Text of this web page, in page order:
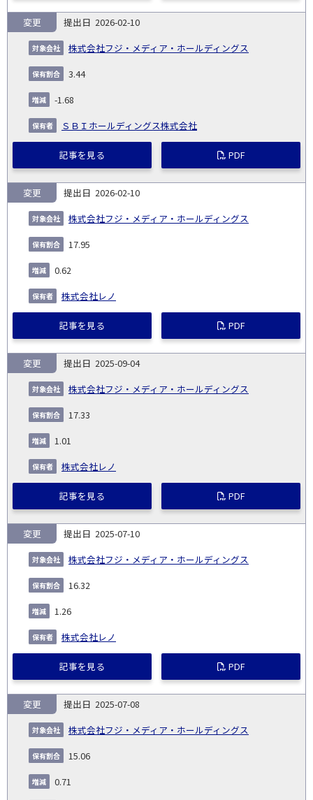
2026-02-10
株式会社フジ・メディア・ホールディングス
変更
3.44
-1.68
ＳＢＩホールディングス株式会社
記事を見る PDF
2026-02-10
株式会社フジ・メディア・ホールディングス
変更
17.95
0.62
株式会社レノ
記事を見る PDF
2025-09-04
株式会社フジ・メディア・ホールディングス
変更
17.33
1.01
株式会社レノ
記事を見る PDF
2025-07-10
株式会社フジ・メディア・ホールディングス
変更
16.32
1.26
株式会社レノ
記事を見る PDF
2025-07-08
株式会社フジ・メディア・ホールディングス
変更
15.06
0.71